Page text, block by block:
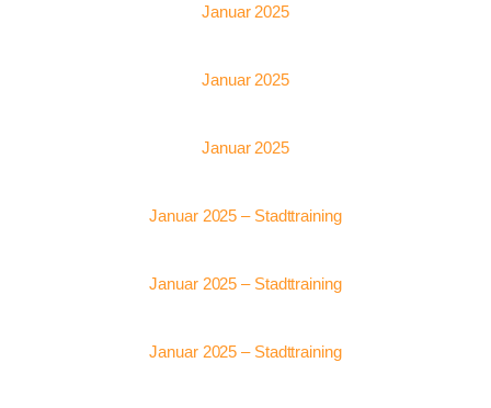
Januar 2025
Januar 2025
Januar 2025
Januar 2025 – Stadttraining
Januar 2025 – Stadttraining
Januar 2025 – Stadttraining